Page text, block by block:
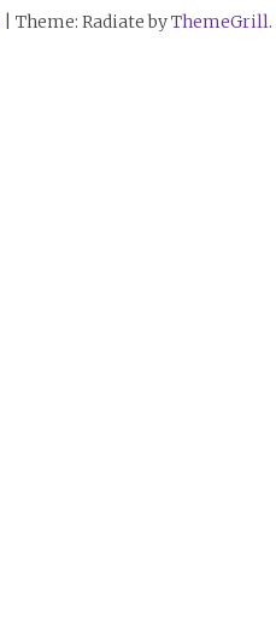
Theme: Radiate byThemeGrill.